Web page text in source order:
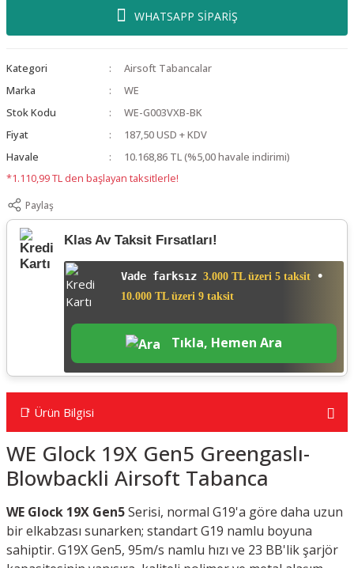
WHATSAPP SİPARİŞ
Kategori
Airsoft Tabancalar
Marka
WE
Stok Kodu
WE-G003VXB-BK
Fiyat
187,50 USD + KDV
Havale
10.168,86 TL (%5,00 havale indirimi)
*1.110,99 TL den başlayan taksitlerle!
Paylaş
Klas Av Taksit Fırsatları!
Vade farksız 3.000 TL üzeri 5 taksit •
10.000 TL üzeri 9 taksit
Tıkla, Hemen Ara
📑 Ürün Bilgisi
WE Glock 19X Gen5 Greengaslı-
Blowbackli Airsoft Tabanca
WE Glock 19X Gen5Serisi, normal G19'a göre daha uzun
bir elkabzası sunarken; standart G19 namlu boyuna
sahiptir. G19X Gen5, 95m/s namlu hızı ve 23 BB'lik şarjör